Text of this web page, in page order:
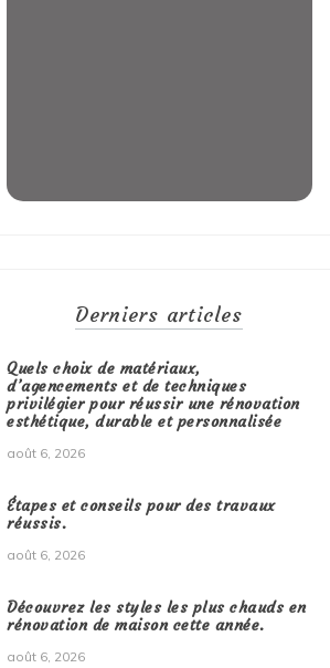
Derniers articles
Quels choix de matériaux,
d’agencements et de techniques
privilégier pour réussir une rénovation
esthétique, durable et personnalisée
août 6, 2026
Étapes et conseils pour des travaux
réussis.
août 6, 2026
Découvrez les styles les plus chauds en
rénovation de maison cette année.
août 6, 2026